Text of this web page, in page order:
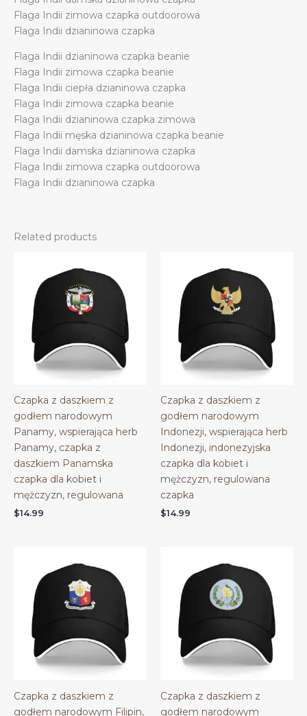
Flaga Indii zimowa czapka outdoorowa
Flaga Indii dzianinowa czapka
Flaga Indii dzianinowa czapka beanie
Flaga Indii zimowa czapka beanie
Flaga Indii ciepła dzianinowa czapka
Flaga Indii zimowa czapka beanie
Flaga Indii dzianinowa czapka zimowa
Flaga Indii męska dzianinowa czapka beanie
Flaga Indii damska dzianinowa czapka
Flaga Indii zimowa czapka outdoorowa
Flaga Indii dzianinowa czapka
Related products
Czapka z daszkiem z
godłem narodowym
Panamy, wspierająca herb
Panamy, czapka z
daszkiem Panamska
czapka dla kobiet i
mężczyzn, regulowana
$14.99
Czapka z daszkiem z
godłem narodowym
Indonezji, wspierająca herb
Indonezji, indonezyjska
czapka dla kobiet i
mężczyzn, regulowana
czapka
$14.99
Czapka z daszkiem z
godłem narodowym Filipin,
Czapka z daszkiem z
godłem narodowym